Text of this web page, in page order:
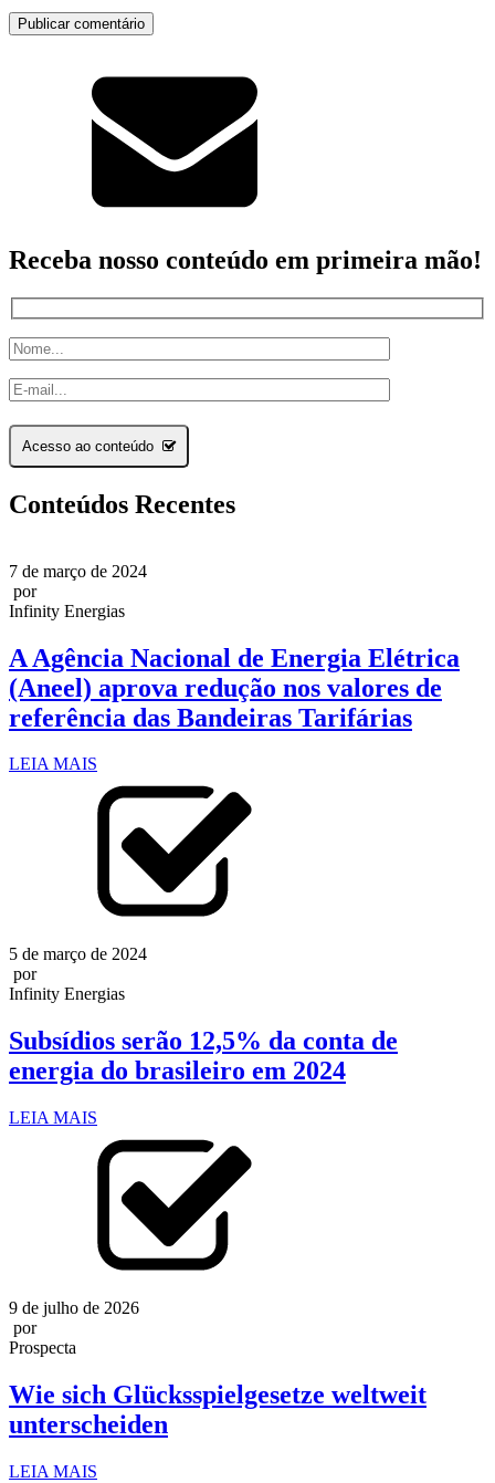
Receba nosso conteúdo em primeira mão!
Acesso ao conteúdo
Conteúdos Recentes
7 de março de 2024
por
Infinity Energias
A Agência Nacional de Energia Elétrica
(Aneel) aprova redução nos valores de
referência das Bandeiras Tarifárias
LEIA MAIS
5 de março de 2024
por
Infinity Energias
Subsídios serão 12,5% da conta de
energia do brasileiro em 2024
LEIA MAIS
9 de julho de 2026
por
Prospecta
Wie sich Glücksspielgesetze weltweit
unterscheiden
LEIA MAIS